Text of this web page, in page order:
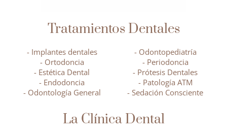
Tratamientos Dentales
- Implantes dentales
- Ortodoncia
- Estética Dental
- Endodoncia
- Odontología General
- Odontopediatría
- Periodoncia
- Prótesis Dentales
- Patología ATM
- Sedación Consciente
La Clínica Dental